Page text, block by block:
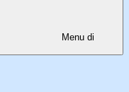
Menu di